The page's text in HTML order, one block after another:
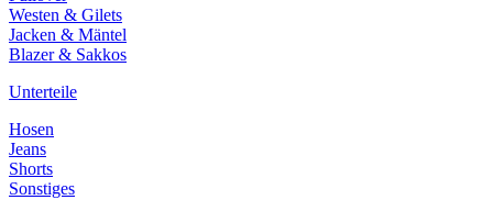
Westen & Gilets
Jacken & Mäntel
Blazer & Sakkos
Unterteile
Hosen
Jeans
Shorts
Sonstiges